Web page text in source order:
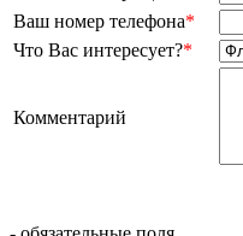
Ваш номер телефона*
Что Вас интересует?*
Комментарий